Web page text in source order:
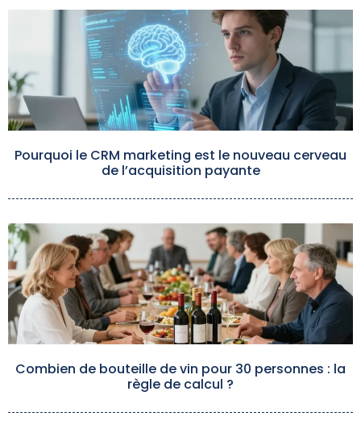
Pourquoi le CRM marketing est le nouveau cerveau
de l’acquisition payante
Combien de bouteille de vin pour 30 personnes : la
règle de calcul ?